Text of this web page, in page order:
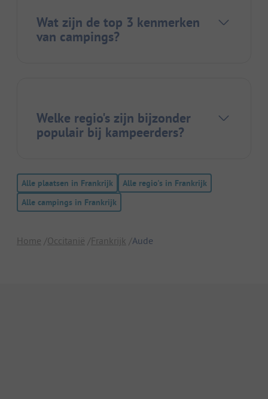
Wat zijn de top 3 kenmerken
van campings?
Welke regio's zijn bijzonder
populair bij kampeerders?
Alle plaatsen in Frankrijk
Alle regio's in Frankrijk
Alle campings in Frankrijk
Home Occitanië Frankrijk Aude